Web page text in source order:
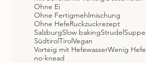
Ohne Ei
Ohne Fertigmehlmischung
Ohne HefeRuckzuckrezept
SalzburgSlow bakingStrudelSuppe
SüdtirolTirolVegan
Vorteig mit HefewasserWenig Hefe
no-knead